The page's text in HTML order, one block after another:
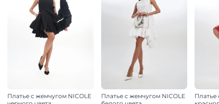
Платье с жемчугом NICOLE
Платье с жемчугом NICOLE
Платье